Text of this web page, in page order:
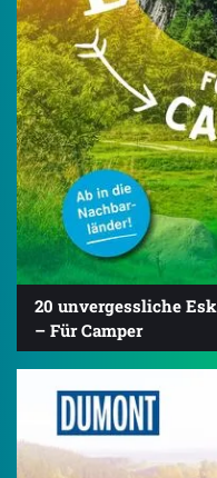
20 unvergessliche
– Für Camper